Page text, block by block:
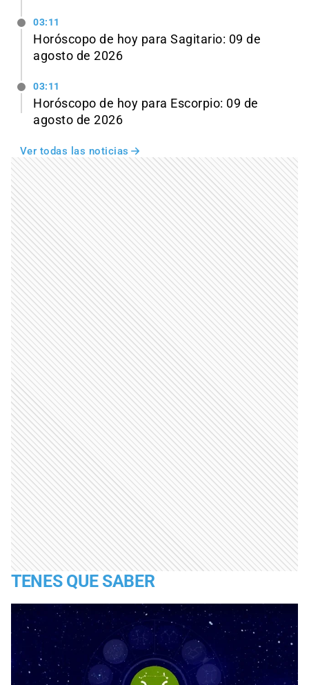
03:11
Horóscopo de hoy para Sagitario: 09 de
agosto de 2026
03:11
Horóscopo de hoy para Escorpio: 09 de
agosto de 2026
Ver todas las noticias
TENES QUE SABER